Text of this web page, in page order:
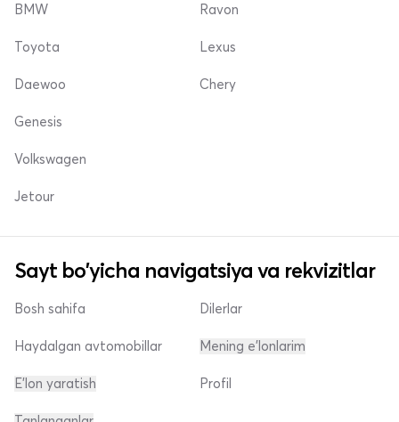
BMW
Toyota
Daewoo
Ravon
Lexus
Chery
Genesis
Volkswagen
Jetour
Sayt bo'yicha navigatsiya va rekvizitlar
Bosh sahifa
Haydalgan avtomobillar
E'lon yaratish
Dilerlar
Mening e'lonlarim
Profil